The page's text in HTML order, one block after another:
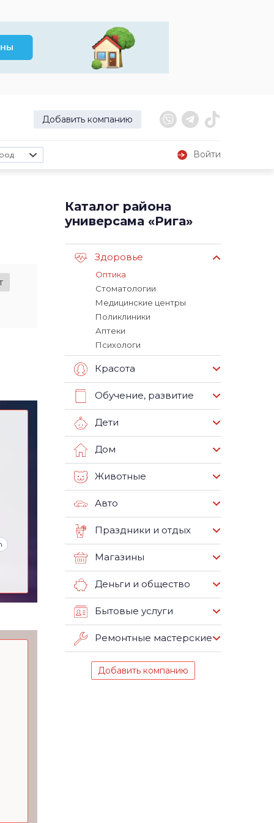
Добавить компанию
Войти
Каталог района
универсама «Рига»
Здоровье
Оптика
Стоматологии
Медицинские центры
Поликлиники
Аптеки
Психологи
Красота
Обучение, развитие
Дети
Дом
Животные
Авто
Праздники и отдых
Магазины
Деньги и общество
Бытовые услуги
Ремонтные мастерские
Добавить компанию